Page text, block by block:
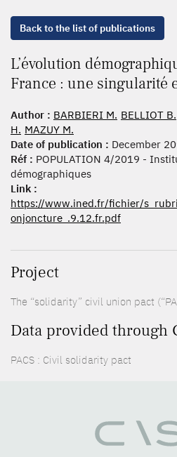
Back to the list of publications
L’évolution
France : une singularité
Author : BARBIERI M. BELLIOT B.
H. MAZUY M.
Date of publication : December
Réf : POPULATION 4/2019 -
démographiques
Link :
https://www.ined.fr/fichier/
onjoncture_.9.12.fr.pdf
Project
The “solidarity” civil union pact
Data provided through
PACS : Civil solidarity pact